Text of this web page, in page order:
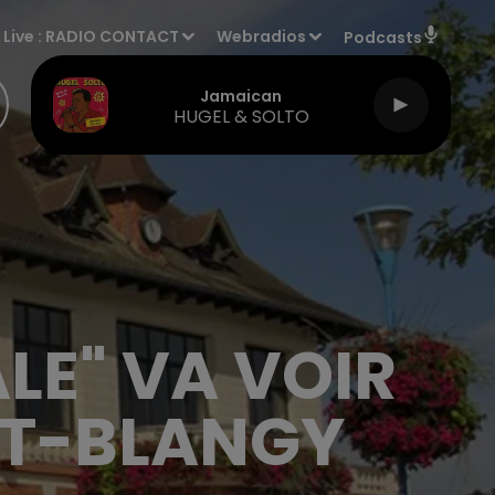
Live : RADIO CONTACT Webradios Podcasts
Jamaican
HUGEL & SOLTO
VA VOIR
BLANGY